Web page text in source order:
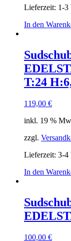
Lieferzeit: 1-3
In den
T:24
119,00 €
inkl. 19 %
zzgl.
Lieferzeit: 3-4
In den
100,00 €